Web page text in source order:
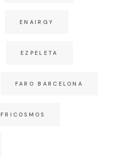
ENAIRGY
EZPELETA
FARO BARCELONA
FRICOSMOS